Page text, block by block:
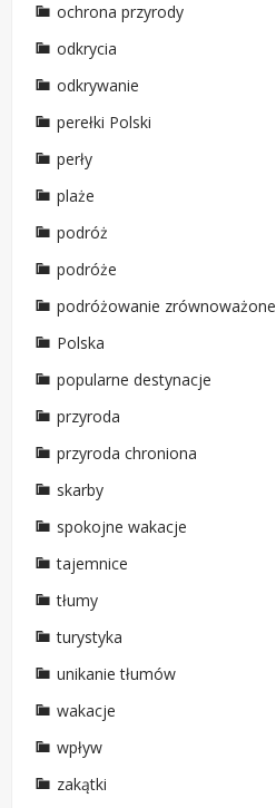
ochrona przyrody
odkrycia
odkrywanie
perełki Polski
perły
plaże
podróż
podróże
podróżowanie zrównoważone
Polska
popularne destynacje
przyroda
przyroda chroniona
skarby
spokojne wakacje
tajemnice
tłumy
turystyka
unikanie tłumów
wakacje
wpływ
zakątki